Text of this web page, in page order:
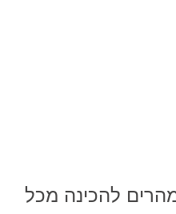
להכינה מכל